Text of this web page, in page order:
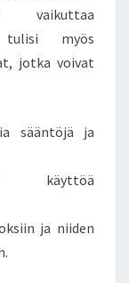
vaikuttaa
tulisi myös
jotka voivat
sääntöjä ja
käyttöä
ja niiden